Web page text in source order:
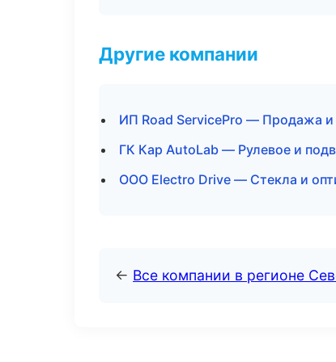
Другие компании
ИП Road ServicePro — Продажа и
ГК Кар AutoLab — Рулевое и
ООО Electro Drive — Стекла и
← Все компании в регионе